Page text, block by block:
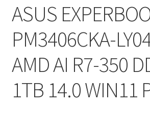
ASUS
PM3406CKA-
AMD AI R7-350
1TB 14.0 WIN11